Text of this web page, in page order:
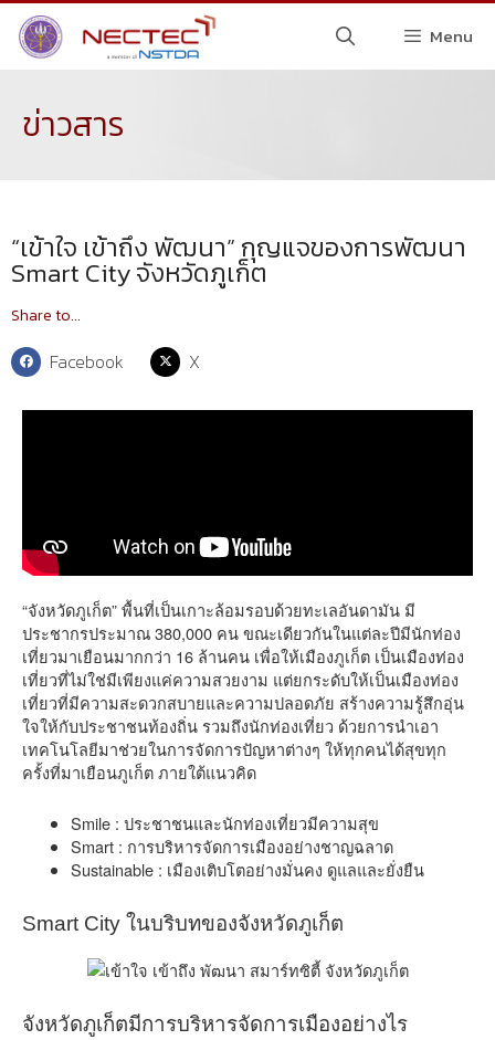
Menu
ข่าวสาร
“เข้าใจ เข้าถึง พัฒนา” กุญแจของการพัฒนา
Smart City จังหวัดภูเก็ต
Share to...
Facebook X
“จังหวัดภูเก็ต” พื้นที่เป็นเกาะล้อมรอบด้วยทะเลอันดามัน มี
ประชากรประมาณ 380,000 คน ขณะเดียวกันในแต่ละปีมีนักท่อง
เที่ยวมาเยือนมากกว่า 16 ล้านคน เพื่อให้เมืองภูเก็ต เป็นเมืองท่อง
เที่ยวที่ไม่ใช่มีเพียงแค่ความสวยงาม แต่ยกระดับให้เป็นเมืองท่อง
เที่ยวที่มีความสะดวกสบายและความปลอดภัย สร้างความรู้สึกอุ่น
ใจให้กับประชาชนท้องถิ่น รวมถึงนักท่องเที่ยว ด้วยการนำเอา
เทคโนโลยีมาช่วยในการจัดการปัญหาต่างๆ ให้ทุกคนได้สุขทุก
ครั้งที่มาเยือนภูเก็ต ภายใต้แนวคิด
Smile : ประชาชนและนักท่องเที่ยวมีความสุข
Smart : การบริหารจัดการเมืองอย่างชาญฉลาด
Sustainable : เมืองเติบโตอย่างมั่นคง ดูแลและยั่งยืน
Smart City ในบริบทของจังหวัดภูเก็ต
จังหวัดภูเก็ตมีการบริหารจัดการเมืองอย่างไร